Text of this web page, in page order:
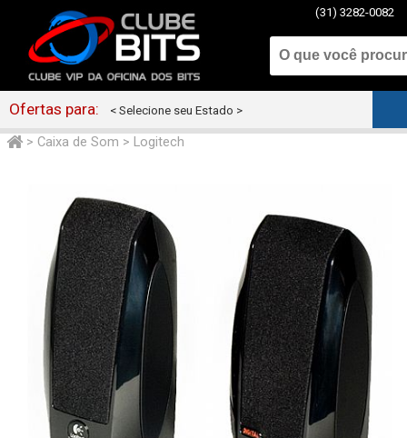
(31) 3282-0082
Ofertas para: < Selecione seu Estado >
> Caixa de Som > Logitech